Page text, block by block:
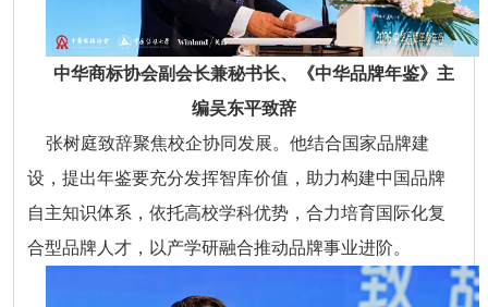
中华商标协会副会长兼秘书长、《中华品牌年鉴》主
编吴东平致辞
张树庭致辞聚焦校企协同发展。他结合国家品牌建
设，提出年鉴要充分发挥智库价值，助力构建中国品牌
自主知识体系，依托高校学科优势，合力培育国际化复
合型品牌人才，以产学研融合推动品牌事业进阶。